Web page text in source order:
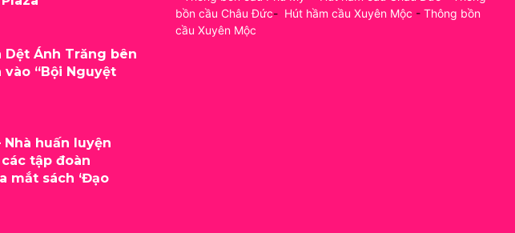
Dệt Ánh Trăng bên
vào “Bội Nguyệt
Nhà huấn luyện
tập đoàn
mắt sách ‘Đạo
bồn cầu Châu Đức- Hút hầm cầu Xuyên Mộc - Thông bồn
cầu Xuyên Mộc